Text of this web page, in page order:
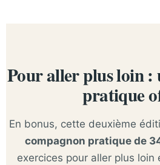
Pour aller plus loin :
pratique
En bonus, cette deuxième
compagnon pratique de
exercices pour aller plus